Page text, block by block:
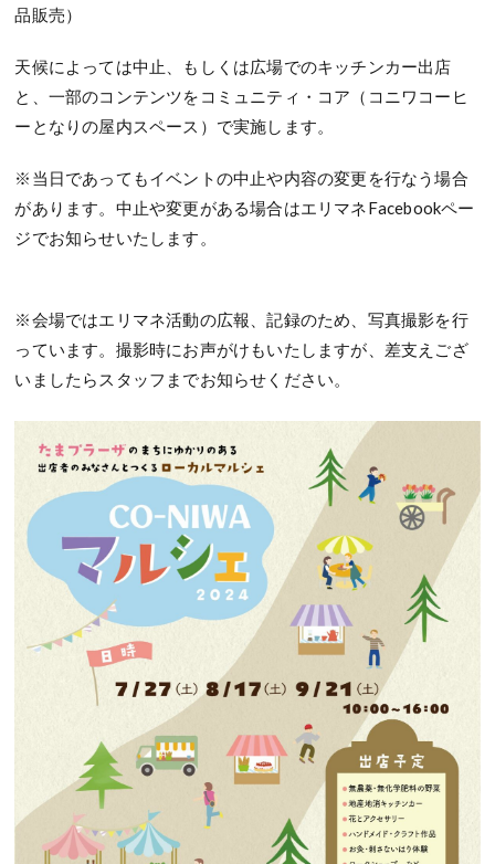
品販売）
天候によっては中止、もしくは広場でのキッチンカー出店
と、一部のコンテンツをコミュニティ・コア（コニワコーヒ
ーとなりの屋内スペース）で実施します。
※当日であってもイベントの中止や内容の変更を行なう場合
があります。中止や変更がある場合はエリマネFacebookペー
ジでお知らせいたします。
※会場ではエリマネ活動の広報、記録のため、写真撮影を行
っています。撮影時にお声がけもいたしますが、差支えござ
いましたらスタッフまでお知らせください。